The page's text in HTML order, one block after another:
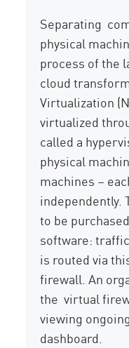
Separating
physical
process of the
cloud
Virtualization
virtualized
called a
physical
machines –
independently.
to be
software:
is routed via
firewall. An
the virtual
viewing
dashboard.